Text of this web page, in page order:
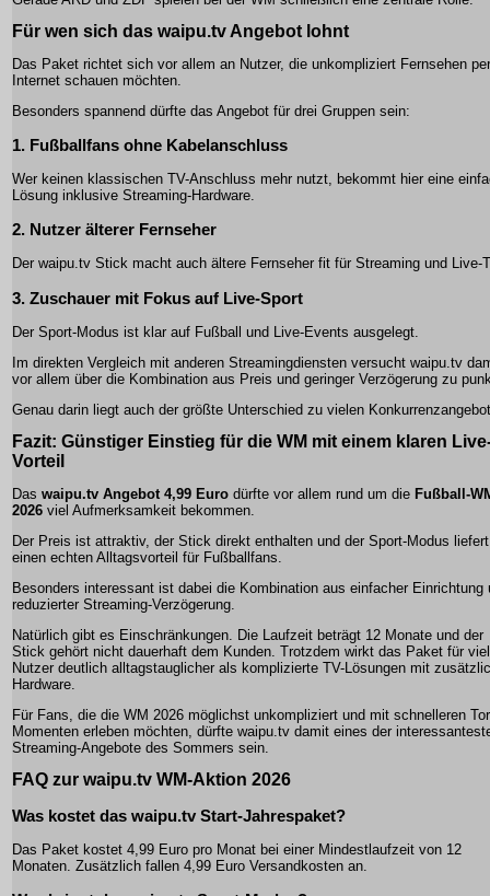
Für wen sich das waipu.tv Angebot lohnt
Das Paket richtet sich vor allem an Nutzer, die unkompliziert Fernsehen per
Internet schauen möchten.
Besonders spannend dürfte das Angebot für drei Gruppen sein:
1. Fußballfans ohne Kabelanschluss
Wer keinen klassischen TV-Anschluss mehr nutzt, bekommt hier eine
Lösung inklusive Streaming-Hardware.
2. Nutzer älterer Fernseher
Der waipu.tv Stick macht auch ältere Fernseher fit für Streaming und Live-
3. Zuschauer mit Fokus auf Live-Sport
Der Sport-Modus ist klar auf Fußball und Live-Events ausgelegt.
Im direkten Vergleich mit anderen Streamingdiensten versucht waipu.tv
vor allem über die Kombination aus Preis und geringer Verzögerung zu
Genau darin liegt auch der größte Unterschied zu vielen
Fazit: Günstiger Einstieg für die WM mit einem klaren
Vorteil
Das waipu.tv Angebot 4,99 Euro dürfte vor allem rund um die Fußball-
2026 viel Aufmerksamkeit bekommen.
Der Preis ist attraktiv, der Stick direkt enthalten und der Sport-Modus liefert
einen echten Alltagsvorteil für Fußballfans.
Besonders interessant ist dabei die Kombination aus einfacher Einrichtung
reduzierter Streaming-Verzögerung.
Natürlich gibt es Einschränkungen. Die Laufzeit beträgt 12 Monate und der
Stick gehört nicht dauerhaft dem Kunden. Trotzdem wirkt das Paket für
Nutzer deutlich alltagstauglicher als komplizierte TV-Lösungen mit
Hardware.
Für Fans, die die WM 2026 möglichst unkompliziert und mit schnelleren
Momenten erleben möchten, dürfte waipu.tv damit eines der
Streaming-Angebote des Sommers sein.
FAQ zur waipu.tv WM-Aktion 2026
Was kostet das waipu.tv Start-Jahrespaket?
Das Paket kostet 4,99 Euro pro Monat bei einer Mindestlaufzeit von 12
Monaten. Zusätzlich fallen 4,99 Euro Versandkosten an.